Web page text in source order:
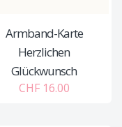
Armband-Karte
Herzlichen
Glückwunsch
CHF 16.00